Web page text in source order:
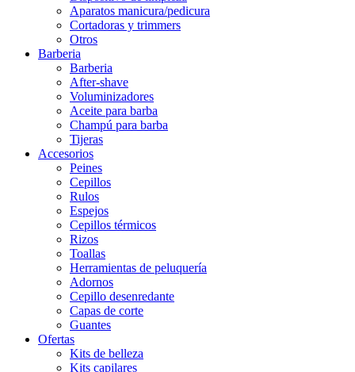
Aparatos manicura/pedicura
Cortadoras y trimmers
Otros
Barberia
Barberia
After-shave
Voluminizadores
Aceite para barba
Champú para barba
Tijeras
Accesorios
Peines
Cepillos
Rulos
Espejos
Cepillos térmicos
Rizos
Toallas
Herramientas de peluquería
Adornos
Cepillo desenredante
Capas de corte
Guantes
Ofertas
Kits de belleza
Kits capilares